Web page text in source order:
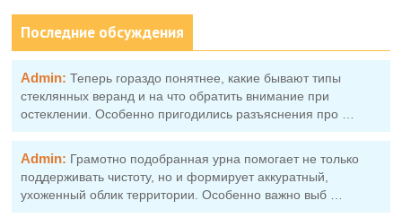
Последние обсуждения
Admin: Теперь гораздо понятнее, какие бывают типы
стеклянных веранд и на что обратить внимание при
остеклении. Особенно пригодились разъяснения про …
Admin: Грамотно подобранная урна помогает не только
поддерживать чистоту, но и формирует аккуратный,
ухоженный облик территории. Особенно важно выб …